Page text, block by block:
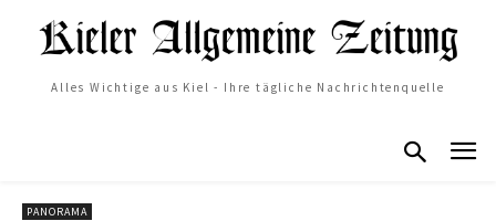
Alles Wichtige aus Kiel - Ihre tägliche Nachrichtenquelle
PANORAMA